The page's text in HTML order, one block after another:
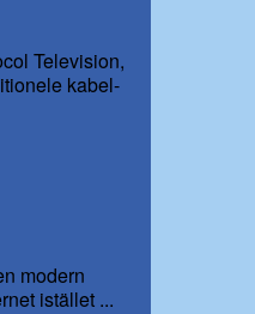
Television,
kabel-
modern
istället ...